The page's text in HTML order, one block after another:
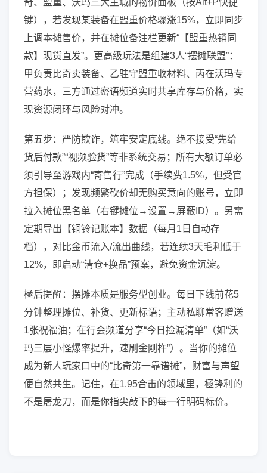
奇、盟重、沃玛三大主城的物价面板（按Alt+P快捷
键），若发现某装备在盟重价格骤涨15%，立即同步
上调本摊售价，并在摊位备注栏更新“【盟重热销同
款】现货直发”。更高级玩法是组建3人“摆摊联盟”：
甲负责比奇卖装备、乙驻守盟重收材料、丙在沃玛专
营药水，三方通过密语频道实时共享库存与价格，实
现资源闭环与风险对冲。
第五步：严防欺诈，筑牢安定底线。绝不接受“先给
货后付款”“视频验货”等非系统交易；所有大额订单必
须引导至游戏内“寄售行”完成（手续费1.5%，但受官
方担保）；发现频繁砍价却无购买意向的账号，立即
拉入摊位黑名单（右键摊位→设置→屏蔽ID）。另需
定期导出【铜铃记账本】数据（每月1日自动存
档），对比金币流入/流出曲线，若连续3天毛利低于
12%，即启动“清仓+换品”预案，避免资金沉淀。
極后提醒：摆摊本质是服务型创业。每日下线前花5
分钟整理摊位、补货、更新标语；主动私聊常客赠送
1张祝福油；在行会频道分享“今日捡漏清单”（如“沃
玛三层小怪爆率提升，速刷金刚杵”）。当你的摊位
成为新人玩家口中的“比奇第一靠谱摊”，财富与声望
便自然共生。记住，在1.95合击的领域里，極锋利的
不是屠龙刀，而是你指尖敲下的每一行明码标价。